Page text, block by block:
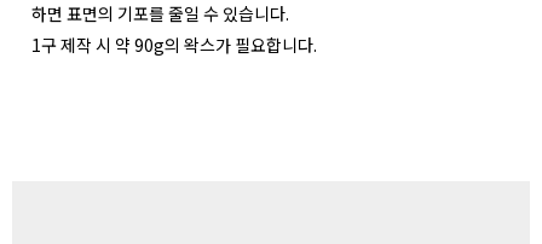
하면 표면의 기포를 줄일 수 있습니다.
1구 제작 시 약 90g의 왁스가 필요합니다.